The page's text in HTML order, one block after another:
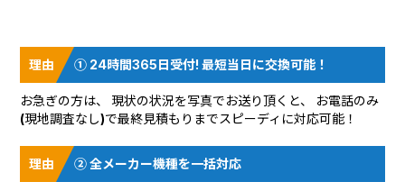
① 24時間365日受付! 最短当日に交換可能！
お急ぎの方は、 現状の状況を写真でお送り頂く と、 お電話のみ
(現地調査なし)で最終見積もりまでスピーディに対応可能！
② 全メーカー機種を一括対応